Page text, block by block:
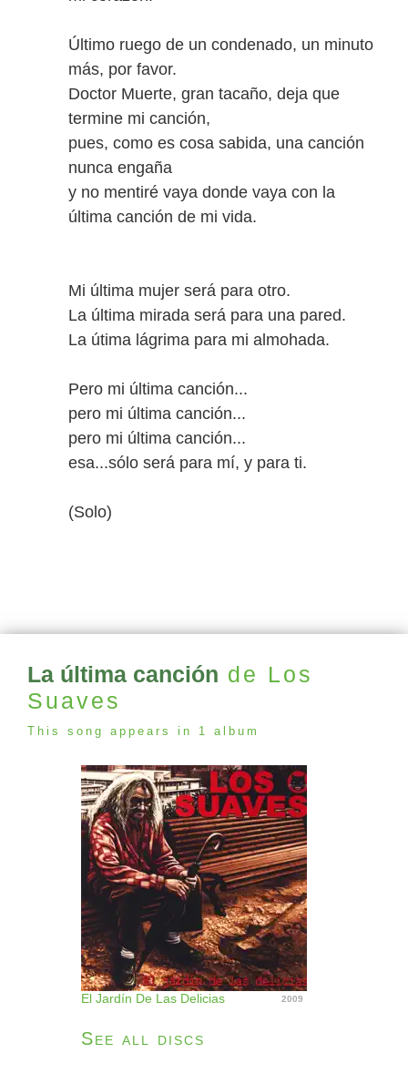
Último ruego de un condenado, un minuto
más, por favor.
Doctor Muerte, gran tacaño, deja que
termine mi canción,
pues, como es cosa sabida, una canción
nunca engaña
y no mentiré vaya donde vaya con la
última canción de mi vida.
Mi última mujer será para otro.
La última mirada será para una pared.
La útima lágrima para mi almohada.
Pero mi última canción...
pero mi última canción...
pero mi última canción...
esa...sólo será para mí, y para ti.
(Solo)
La última canción de Los
Suaves
This song appears in 1 album
El Jardín De Las Delicias 2009
See all discs